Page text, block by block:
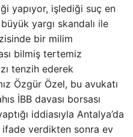
yapıyor, işlediği suç en
yargı skandalı ile
bir milim
bilmiş tertemiz
tenzih ederek
Özgür Özel, bu avukatı
İBB davası borsası
iddiasıyla Antalya’da
ifade verdikten sonra ev